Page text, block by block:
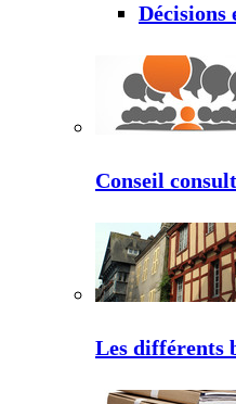
Décisions
Conseil
Les différents